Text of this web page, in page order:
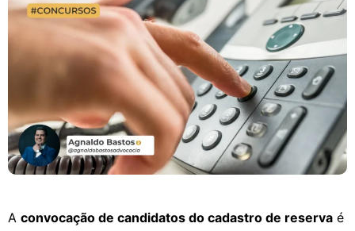
A convocação de candidatos do cadastro de reserva é